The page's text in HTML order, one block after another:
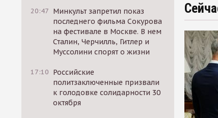
20:47 Минкульт запретил показ
последнего фильма Сокурова
на фестивале в Москве. В нем
Сталин, Черчилль, Гитлер и
Муссолини спорят о жизни
17:10 Российские
политзаключенные призвали
к голодовке солидарности 30
октября